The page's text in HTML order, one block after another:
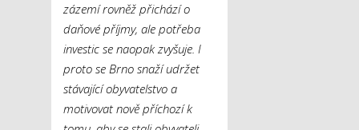
zázemí rovněž přichází o
daňové příjmy, ale potřeba
investic se naopak zvyšuje. I
proto se Brno snaží udržet
stávající obyvatelstvo a
motivovat nově příchozí k